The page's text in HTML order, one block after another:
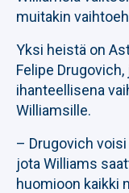
muitakin
Yksi heistä on
Felipe
ihanteellisena
Williamsille.
– Drugovich
jota Williams
huomioon kaikki